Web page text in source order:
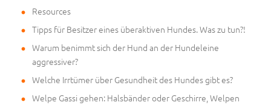
Resources
Tipps für Besitzer eines überaktiven Hundes. Was zu tun?!
Warum benimmt sich der Hund an der Hundeleine
aggressiver?
Welche Irrtümer über Gesundheit des Hundes gibt es?
Welpe Gassi gehen: Halsbänder oder Geschirre, Welpen